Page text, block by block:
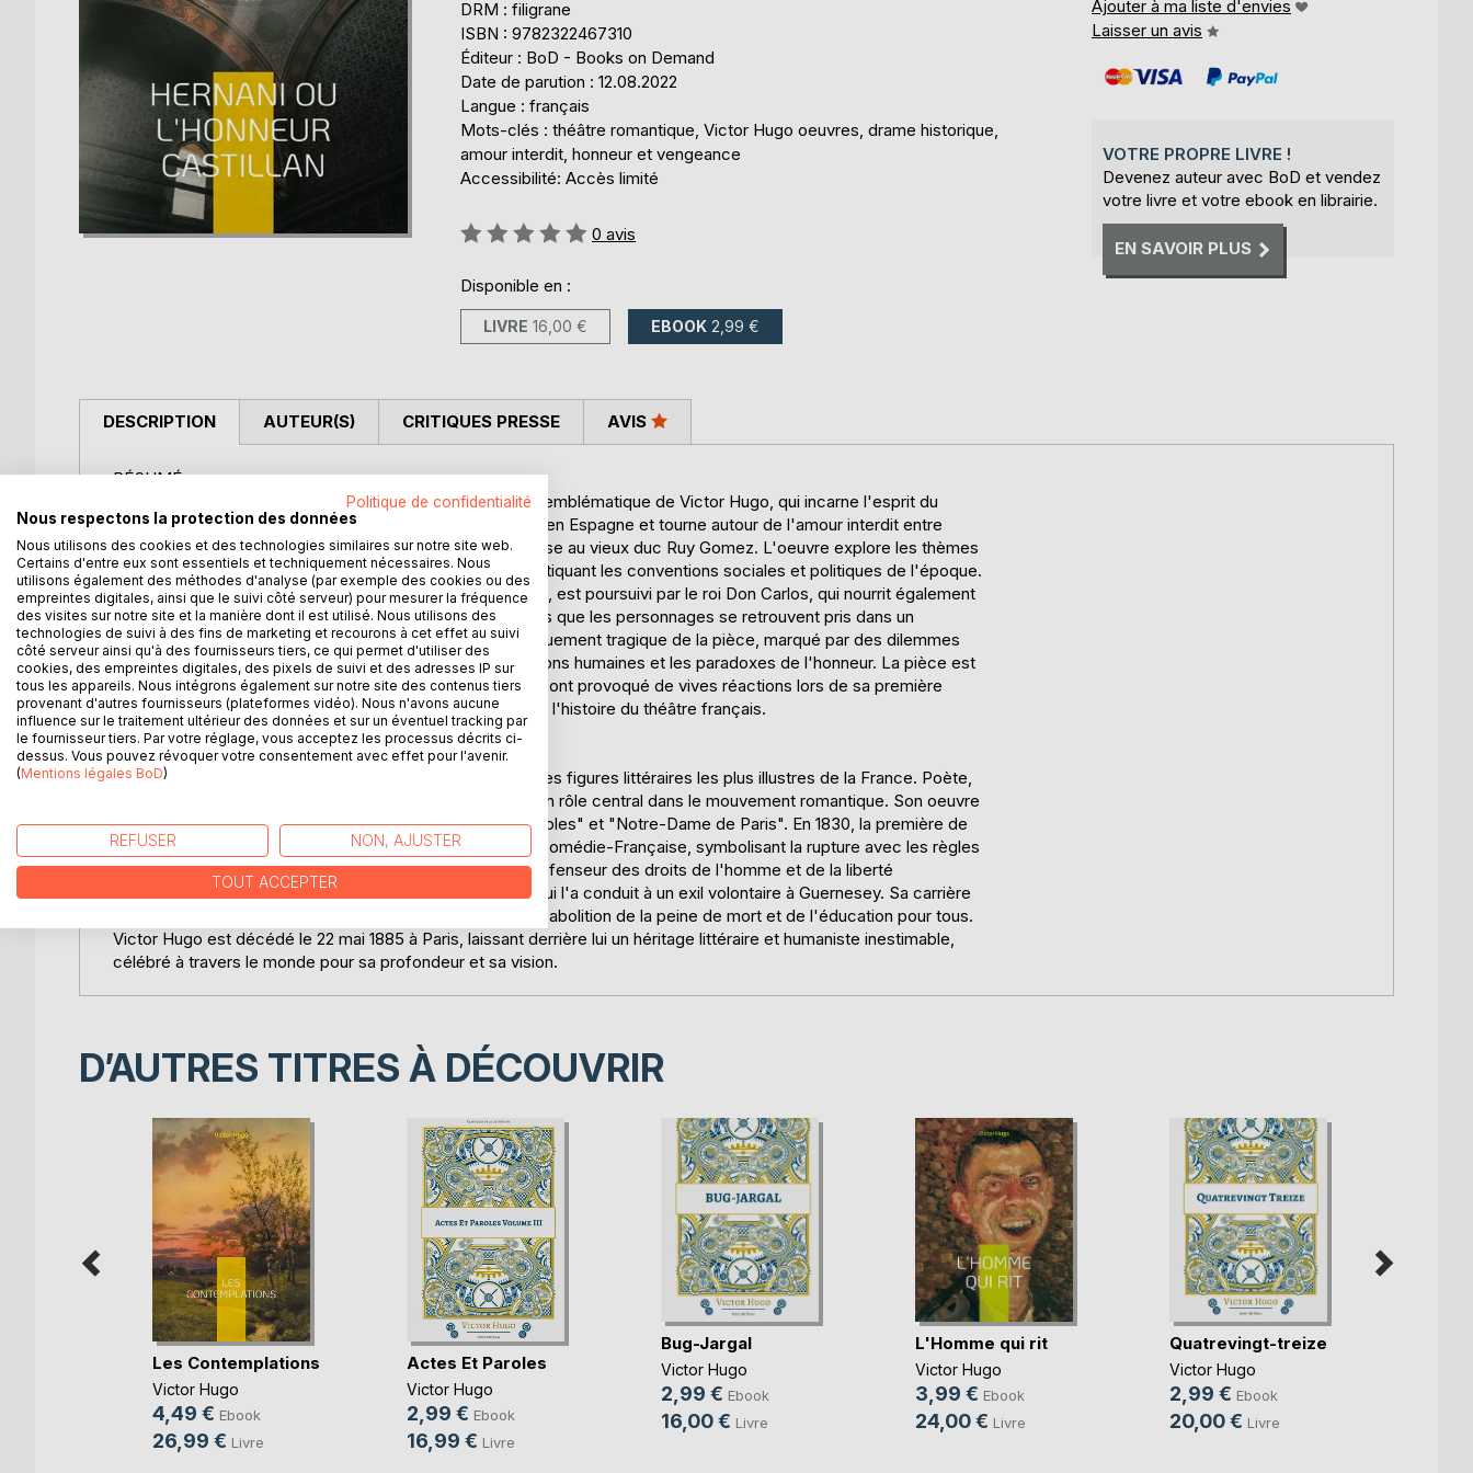
DRM : filigrane
ISBN : 9782322467310
Éditeur : BoD - Books on Demand
Date de parution : 12.08.2022
Langue : français
Mots-clés : théâtre romantique, Victor Hugo oeuvres, drame historique,
amour interdit, honneur et vengeance
Accessibilité: Accès limité
Évaluation:
0 avis
Disponible en :
LIVRE 16,00 € EBOOK 2,99 €
Ajouter à ma liste d'envies
Laisser un avis
VOTRE PROPRE LIVRE !
Devenez auteur avec BoD et vendez
votre livre et votre ebook en librairie.
EN SAVOIR PLUS
DESCRIPTION
RÉSUMÉ :
"Hernani ou l'Honneur castillan" est une pièce de théâtre emblématique de Victor Hugo, qui incarne l'esprit du
romantisme français du XIXe siècle. L'intrigue se déroule en Espagne et tourne autour de l'amour interdit entre
Hernani, un noble banni devenu bandit, et Doña Sol, promise au vieux duc Ruy Gomez. L'oeuvre explore les thèmes
de l'honneur, de la vengeance et de la passion, tout en critiquant les conventions sociales et politiques de l'époque.
Hernani, en quête de vengeance pour la mort de son père, est poursuivi par le roi Don Carlos, qui nourrit également
des sentiments pour Doña Sol. Les tensions montent alors que les personnages se retrouvent pris dans un
tourbillon de trahisons et d'alliances inattendues. Le dénouement tragique de la pièce, marqué par des dilemmes
moraux et des sacrifices, illustre la complexité des émotions humaines et les paradoxes de l'honneur. La pièce est
célèbre pour son style lyrique et son audace formelle, qui ont provoqué de vives réactions lors de sa première
représentation en 1830, marquant un tournant décisif dans l'histoire du théâtre français.
L'AUTEUR :
Victor Hugo, né le 26 février 1802 à Besançon, est l'une des figures littéraires les plus illustres de la France. Poète,
dramaturge, romancier et homme politique, Hugo a joué un rôle central dans le mouvement romantique. Son oeuvre
prolifique inclut des chefs-d'oeuvre tels que "Les Misérables" et "Notre-Dame de Paris". En 1830, la première de
"Hernani" provoque une véritable "bataille" au sein de la Comédie-Française, symbolisant la rupture avec les règles
classiques du théâtre. Hugo a également été un ardent défenseur des droits de l'homme et de la liberté
d'expression, s'opposant fermement à Napoléon III, ce qui l'a conduit à un exil volontaire à Guernesey. Sa carrière
politique est marquée par son engagement en faveur de l'abolition de la peine de mort et de l'éducation pour tous.
Victor Hugo est décédé le 22 mai 1885 à Paris, laissant derrière lui un héritage littéraire et humaniste inestimable,
célébré à travers le monde pour sa profondeur et sa vision.
AUTEUR(S) CRITIQUES PRESSE AVIS
D’AUTRES TITRES À DÉCOUVRIR
Les Contemplations
Victor Hugo
4,49 € Ebook
26,99 € Livre
Actes Et Paroles
Victor Hugo
2,99 € Ebook
16,99 € Livre
Bug-Jargal
Victor Hugo
2,99 € Ebook
16,00 € Livre
L'Homme qui rit
Victor Hugo
3,99 € Ebook
24,00 € Livre
Quatrevingt-treize
Victor Hugo
2,99 € Ebook
20,00 € Livre
Politique de confidentialité
Nous respectons la protection des données
Nous utilisons des cookies et des technologies similaires sur notre site web.
Certains d'entre eux sont essentiels et techniquement nécessaires. Nous
utilisons également des méthodes d'analyse (par exemple des cookies ou des
empreintes digitales, ainsi que le suivi côté serveur) pour mesurer la fréquence
des visites sur notre site et la manière dont il est utilisé. Nous utilisons des
technologies de suivi à des fins de marketing et recourons à cet effet au suivi
côté serveur ainsi qu'à des fournisseurs tiers, ce qui permet d'utiliser des
cookies, des empreintes digitales, des pixels de suivi et des adresses IP sur
tous les appareils. Nous intégrons également sur notre site des contenus tiers
provenant d'autres fournisseurs (plateformes vidéo). Nous n'avons aucune
influence sur le traitement ultérieur des données et sur un éventuel tracking par
le fournisseur tiers. Par votre réglage, vous acceptez les processus décrits ci-
dessus. Vous pouvez révoquer votre consentement avec effet pour l'avenir.
(Mentions légales BoD)
REFUSER NON, AJUSTER
TOUT ACCEPTER